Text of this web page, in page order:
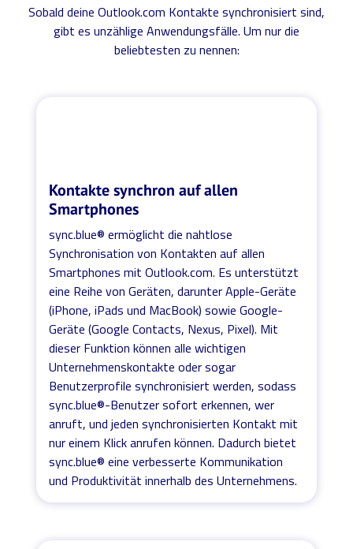
Sobald deine Outlook.com Kontakte synchronisiert sind,
gibt es unzählige Anwendungsfälle. Um nur die
beliebtesten zu nennen:
Kontakte synchron auf allen
Smartphones
sync.blue® ermöglicht die nahtlose
Synchronisation von Kontakten auf allen
Smartphones mit Outlook.com. Es unterstützt
eine Reihe von Geräten, darunter Apple-Geräte
(iPhone, iPads und MacBook) sowie Google-
Geräte (Google Contacts, Nexus, Pixel). Mit
dieser Funktion können alle wichtigen
Unternehmenskontakte oder sogar
Benutzerprofile synchronisiert werden, sodass
sync.blue®-Benutzer sofort erkennen, wer
anruft, und jeden synchronisierten Kontakt mit
nur einem Klick anrufen können. Dadurch bietet
sync.blue® eine verbesserte Kommunikation
und Produktivität innerhalb des Unternehmens.